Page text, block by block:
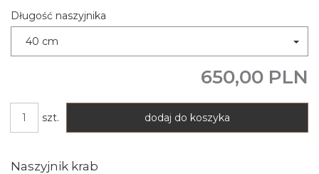
Długość naszyjnika
40 cm
650,00 PLN
szt. dodaj do koszyka
Naszyjnik krab